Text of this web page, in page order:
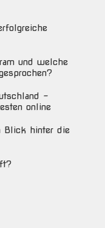
und welche
–
online
Blick hinter die